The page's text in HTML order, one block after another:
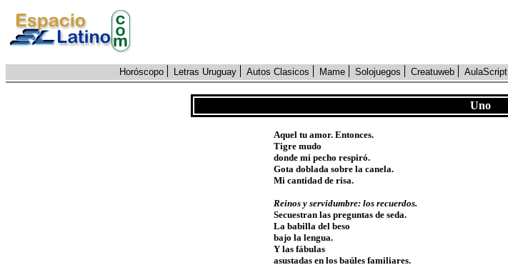
Horóscopo Letras Uruguay Autos Clasicos Mame Solojuegos Creatuweb AulaScript
Uno
Aquel tu amor. Entonces.
Tigre mudo
donde mi pecho respiró.
Gota doblada sobre la canela.
Mi cantidad de risa.
Reinos y servidumbre: los recuerdos.
Secuestran las preguntas de seda.
La babilla del beso
bajo la lengua.
Y las fábulas
asustadas en los baúles familiares.